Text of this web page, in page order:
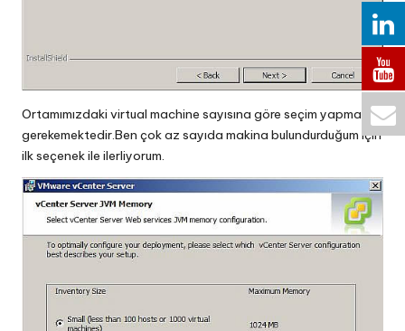
Ortamımızdaki virtual machine sayısına göre seçim yapmamız
gerekemektedir.Ben çok az sayıda makina bulundurduğum için
ilk seçenek ile ilerliyorum.